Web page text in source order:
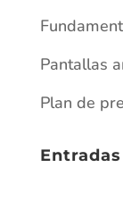
Pantallas
Plan de